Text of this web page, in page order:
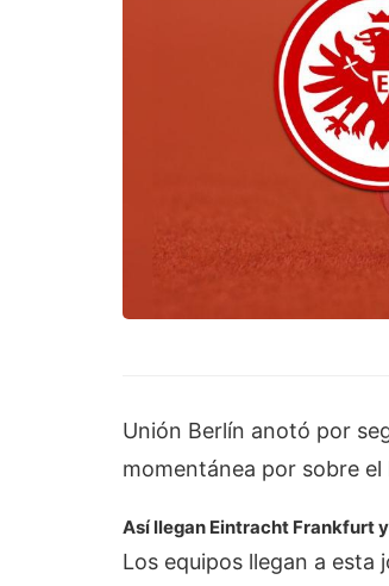
Unión Berlín anotó por
momentánea por sobre el
Así llegan Eintracht Frankfurt
Los equipos llegan a esta